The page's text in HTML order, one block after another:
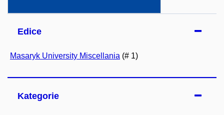
Edice
Masaryk University Miscellania (# 1)
Kategorie